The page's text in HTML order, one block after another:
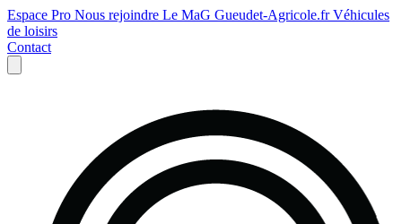
Espace Pro Nous rejoindre Le MaG Gueudet-Agricole.frVéhicules
de loisirs
Contact